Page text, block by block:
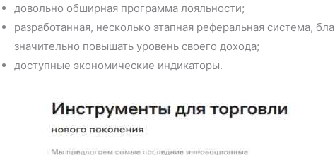
довольно обширная программа лояльности;
разработанная, несколько этапная реферальная система,
значительно повышать уровень своего дохода;
доступные экономические индикаторы.